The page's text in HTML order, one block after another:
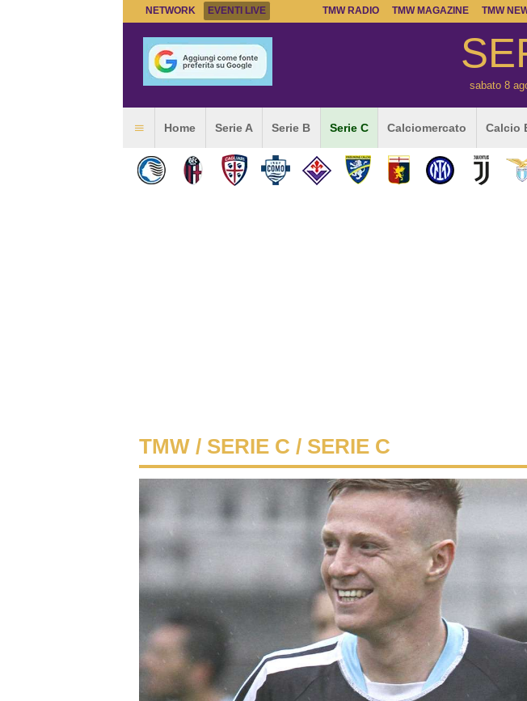
NETWORK EVENTI LIVE TMW RADIO TMW MAGAZINE TMW
sabato 8
Home Serie A Serie B Serie C Calciomercato Calcio
TMW / SERIE C / SERIE C